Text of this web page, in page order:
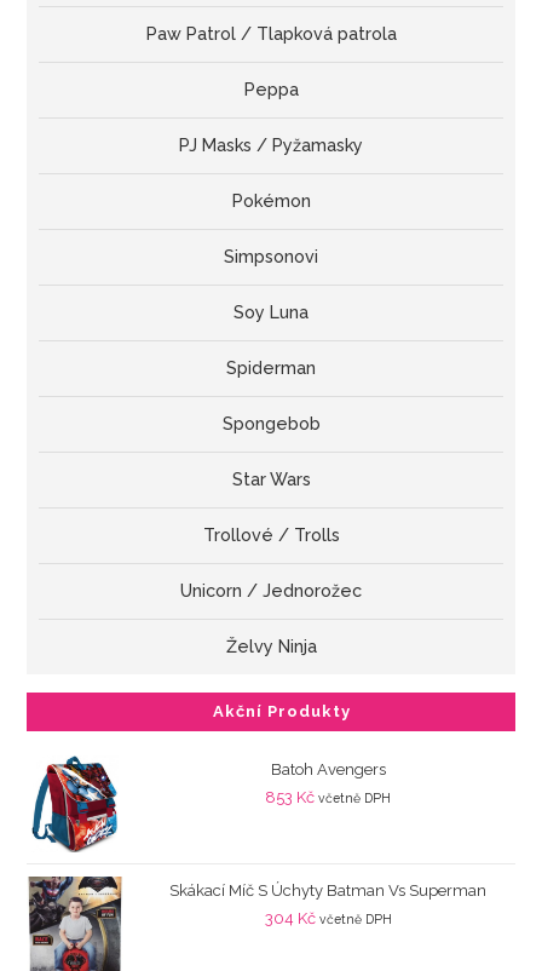
Paw Patrol / Tlapková patrola
Peppa
PJ Masks / Pyžamasky
Pokémon
Simpsonovi
Soy Luna
Spiderman
Spongebob
Star Wars
Trollové / Trolls
Unicorn / Jednorožec
Želvy Ninja
Akční Produkty
Batoh Avengers
853 Kč včetně DPH
Skákací Míč S Úchyty Batman Vs Superman
304 Kč včetně DPH